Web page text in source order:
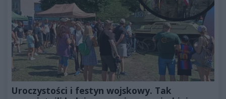
Uroczystości i festyn wojskowy. Tak